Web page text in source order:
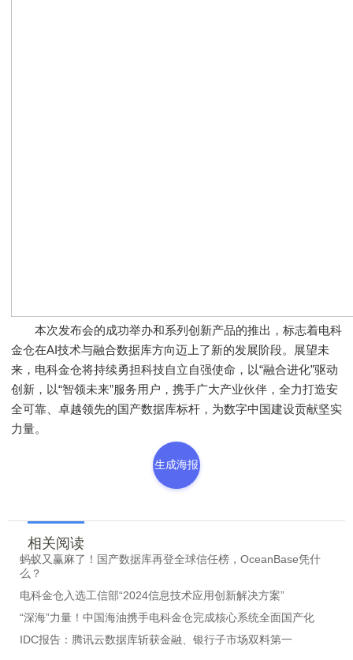
本次发布会的成功举办和系列创新产品的推出，标志着电科
金仓在AI技术与融合数据库方向迈上了新的发展阶段。展望未
来，电科金仓将持续勇担科技自立自强使命，以“融合进化”驱动
创新，以“智领未来”服务用户，携手广大产业伙伴，全力打造安
全可靠、卓越领先的国产数据库标杆，为数字中国建设贡献坚实
力量。
生成海报
相关阅读
蚂蚁又赢麻了！国产数据库再登全球信任榜，OceanBase凭什
么？
电科金仓入选工信部“2024信息技术应用创新解决方案”
“深海”力量！中国海油携手电科金仓完成核心系统全面国产化
IDC报告：腾讯云数据库斩获金融、银行子市场双料第一